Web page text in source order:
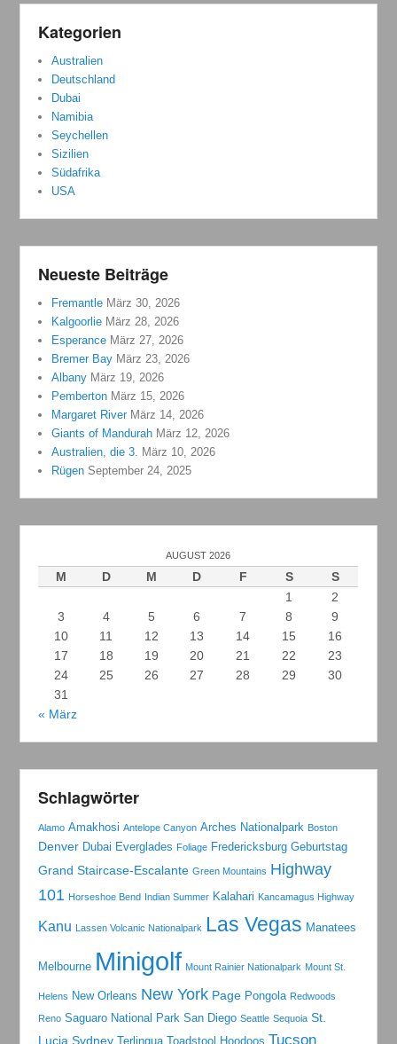
Kategorien
Australien
Deutschland
Dubai
Namibia
Seychellen
Sizilien
Südafrika
USA
Neueste Beiträge
Fremantle März 30, 2026
Kalgoorlie März 28, 2026
Esperance März 27, 2026
Bremer Bay März 23, 2026
Albany März 19, 2026
Pemberton März 15, 2026
Margaret River März 14, 2026
Giants of Mandurah März 12, 2026
Australien, die 3. März 10, 2026
Rügen September 24, 2025
AUGUST 2026
M D M D F S
S
1
2
3
4 5 6 7 8
9
10
11 12 13 14 15
16
17
18 19 20 21 22
23
24
25 26 27 28 29
30
31
« März
Schlagwörter
Alamo Amakhosi Antelope Canyon Arches Nationalpark Boston
Denver Dubai Everglades Foliage Fredericksburg Geburtstag
Grand Staircase-Escalante Green Mountains Highway
101 Horseshoe Bend Indian Summer Kalahari Kancamagus Highway
Kanu Lassen Volcanic Nationalpark Las Vegas Manatees
Melbourne Minigolf Mount Rainier Nationalpark Mount St.
Helens New Orleans New York Page Pongola Redwoods
Reno Saguaro National Park San Diego Seattle Sequoia St.
Lucia Sydney Terlingua Toadstool Hoodoos Tucson